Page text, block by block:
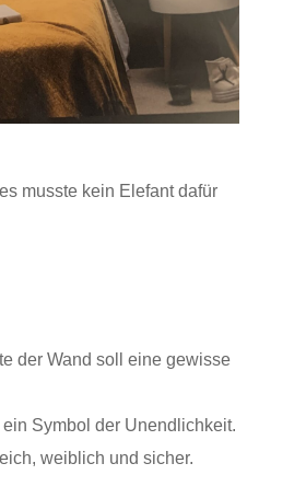
musste kein Elefant dafür
der Wand soll eine gewisse
Symbol der Unendlichkeit.
weiblich und sicher.